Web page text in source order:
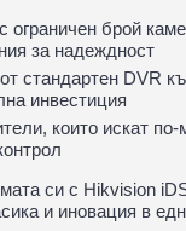
ограничен брой
за надеждност
стандартен DVR
инвестиция
които искат
си с Hikvision
и иновация в